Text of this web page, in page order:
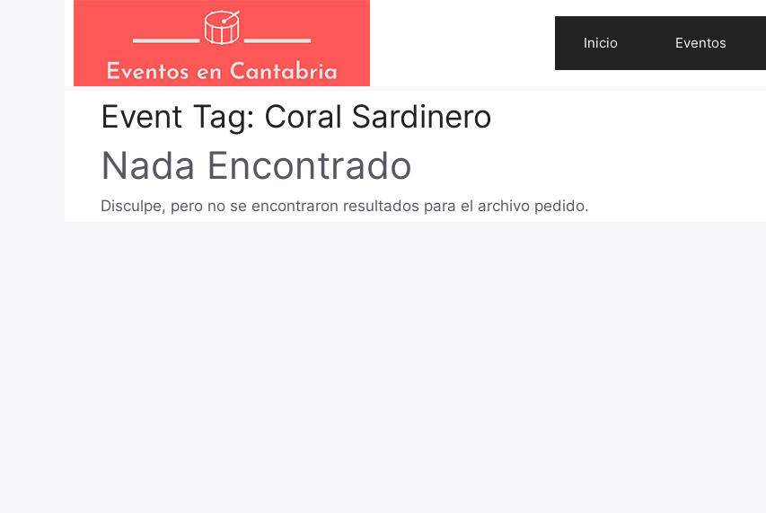
Inicio Eventos
Event Tag: Coral Sardinero
Nada Encontrado
Disculpe, pero no se encontraron resultados para el archivo pedido.